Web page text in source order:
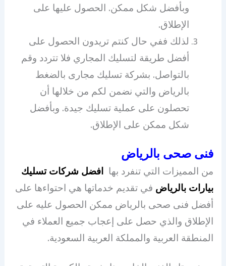
وبأفضل شكل ممكن. الحصول عليها على
الإطلاق.
لذلك ففي حال كنتم تريدون الحصول على
أفضل طريقة لتسليك المجاري فلا تتردد وقم
بالتواصل. بشركة تسليك مجارى بالضغط
بالرياض والتي نضمن لكم من خلالها أن
تحصلون على عملية تسليك جيدة. وبأفضل
شكل ممكن على الإطلاق.
فنى صحى بالرياض
من المميزات التي تنفرد بها افضل شركات تسليك
بيارات بالرياض في تقديم خدماتها هي احتواءها على
أفضل فنى صحى بالرياض ممكن الحصول عليه على
الإطلاق والذي حصل على إعجاب جميع العملاء في
المنطقة العربية والمملكة العربية السعودية.